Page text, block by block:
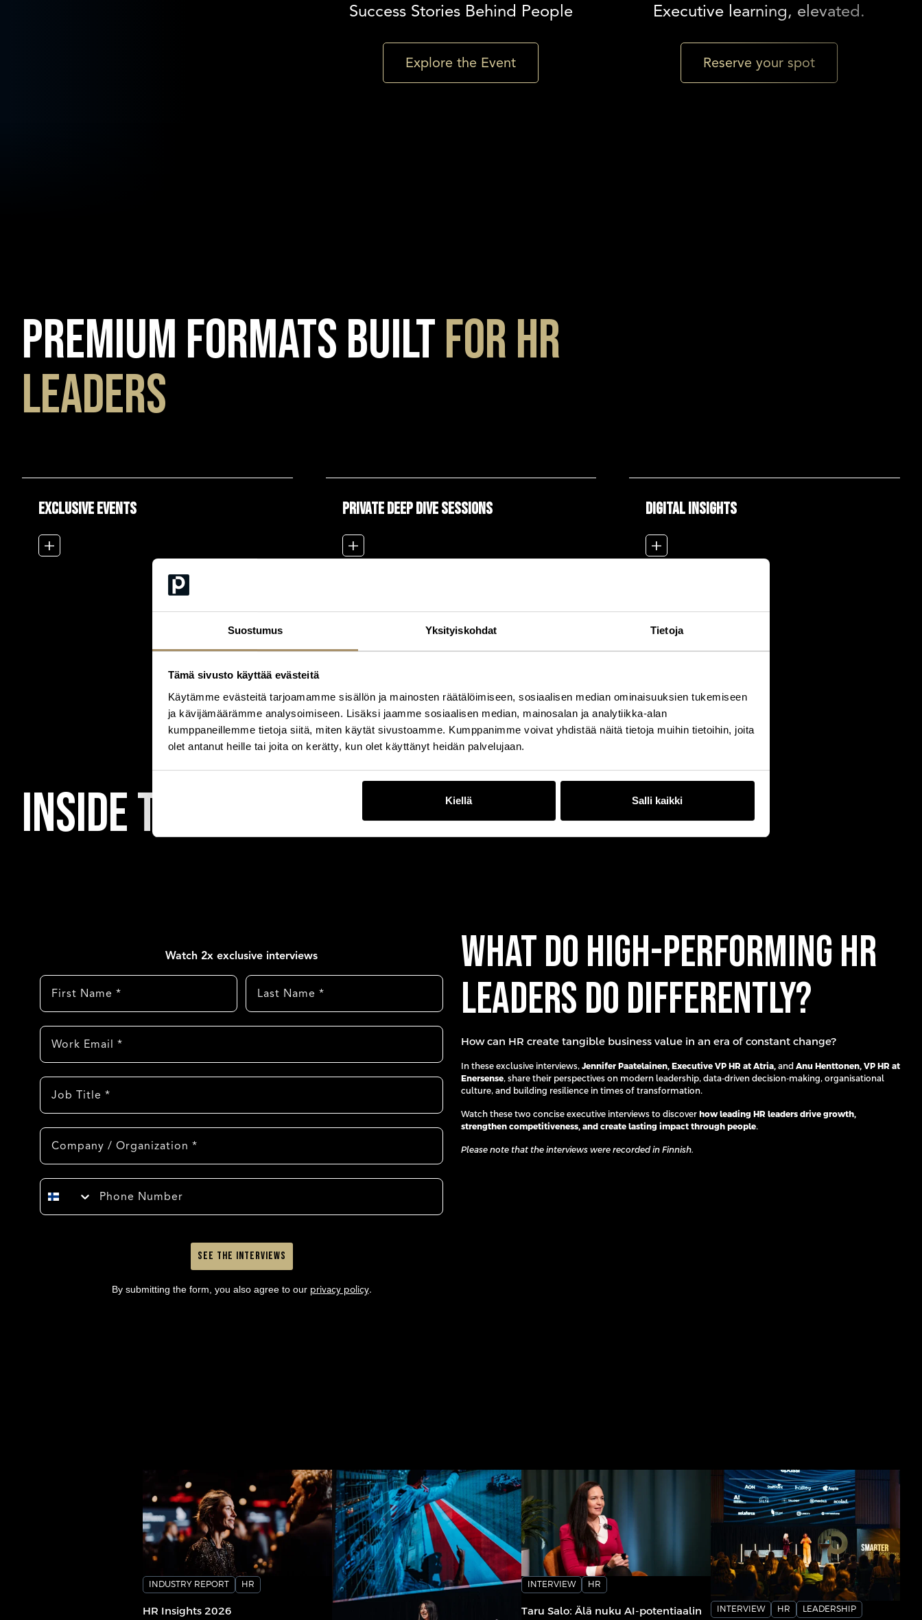
Suostumus Yksityiskohdat Tietoja
Tämä sivusto käyttää evästeitä
Käytämme evästeitä tarjoamamme sisällön ja mainosten räätälöimiseen, sosiaalisen median ominaisuuksien tukemiseen
ja kävijämäärämme analysoimiseen. Lisäksi jaamme sosiaalisen median, mainosalan ja analytiikka-alan
kumppaneillemme tietoja siitä, miten käytät sivustoamme. Kumppanimme voivat yhdistää näitä tietoja muihin tietoihin, joita
olet antanut heille tai joita on kerätty, kun olet käyttänyt heidän palvelujaan.
Kiellä Salli kaikki
Success Stories Behind People
Explore the Event
Executive learning, elevated.
Reserve your spot
Premium Formats Builtfor HR
Leaders
EXCLUSIVE EVENTS
add_2
PRIVATE DEEP DIVE SESSIONS
add_2
DIGITAL INSIGHTS
add_2
Inside the Circle
​Watch 2x exclusive interviews
Etunimi
Sukunimi
Sähköposti
Titteli
Yritys
Puhelinnumero
See the interviews
By submitting the form, you also agree to our privacy policy.
What Do High-Performing HR
Leaders Do Differently?
How can HR create tangible business value in an era of constant change?
In these exclusive interviews, Jennifer Paatelainen, Executive VP HR at Atria, and Anu Henttonen, VP HR at
Enersense, share their perspectives on modern leadership, data-driven decision-making, organisational
culture, and building resilience in times of transformation.
Watch these two concise executive interviews to discover how leading HR leaders drive growth,
strengthen competitiveness, and create lasting impact through people.
Please note that the interviews were recorded in Finnish.
INDUSTRY REPORT HR
HR Insights 2026
INTERVIEW HR
Taru Salo: Älä nuku AI-potentiaalin INTERVIEW HR LEADERSHIP